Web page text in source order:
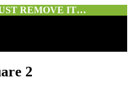
REMOVE IT…
2